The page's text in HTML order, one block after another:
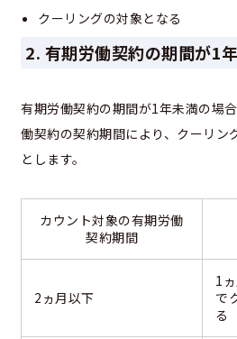
クーリングの対象となる
2. 有期労働契約の期間が1
有期労働契約の期間が1年未満の場
働契約の契約期間により、クーリン
とします。
カウント対象の有期労働
契約期間
2ヵ月以下
1
で
る